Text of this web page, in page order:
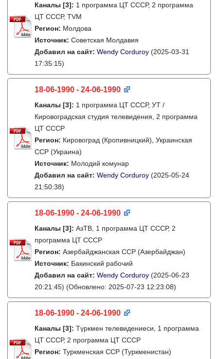
Каналы [3]: 1 программа ЦТ СССР, 2 программа
ЦТ СССР, TVM
Регион: Молдова
Источник: Советская Молдавия
Добавил на сайт: Wendy Corduroy (2025-03-31
17:35:15)
18-06-1990 - 24-06-1990
Каналы [3]: 1 программа ЦТ СССР, УТ /
Кировоградская студия телевидения, 2 программа
ЦТ СССР
Регион: Кировоград (Кропивницкий), Украинская
ССР (Украина)
Источник: Молодий комунар
Добавил на сайт: Wendy Corduroy (2025-05-24
21:50:38)
18-06-1990 - 24-06-1990
Каналы [3]: АзТВ, 1 программа ЦТ СССР, 2
программа ЦТ СССР
Регион: Азербайджанская ССР (Азербайджан)
Источник: Бакинский рабочий
Добавил на сайт: Wendy Corduroy (2025-06-23
20:21:45) (Обновлено: 2025-07-23 12:23:08)
18-06-1990 - 24-06-1990
Каналы [3]: Түркмен телевидениеси, 1 программа
ЦТ СССР, 2 программа ЦТ СССР
Регион: Туркменская ССР (Туркменистан)